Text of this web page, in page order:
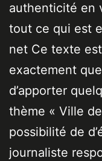
authenticité en
tout ce qui est
net Ce texte
exactement
d’apporter
thème « Ville
possibilité de
journaliste